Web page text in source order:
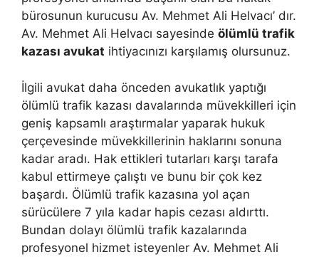
bürosunun kurucusu Av. Mehmet Ali Helvacı’ dır.
Av. Mehmet Ali Helvacı sayesinde ölümlü trafik
kazası avukat ihtiyacınızı karşılamış olursunuz.
İlgili avukat daha önceden avukatlık yaptığı
ölümlü trafik kazası davalarında müvekkilleri için
geniş kapsamlı araştırmalar yaparak hukuk
çerçevesinde müvekkillerinin haklarını sonuna
kadar aradı. Hak ettikleri tutarları karşı tarafa
kabul ettirmeye çalıştı ve bunu bir çok kez
başardı. Ölümlü trafik kazasına yol açan
sürücülere 7 yıla kadar hapis cezası aldırttı.
Bundan dolayı ölümlü trafik kazalarında
profesyonel hizmet isteyenler Av. Mehmet Ali